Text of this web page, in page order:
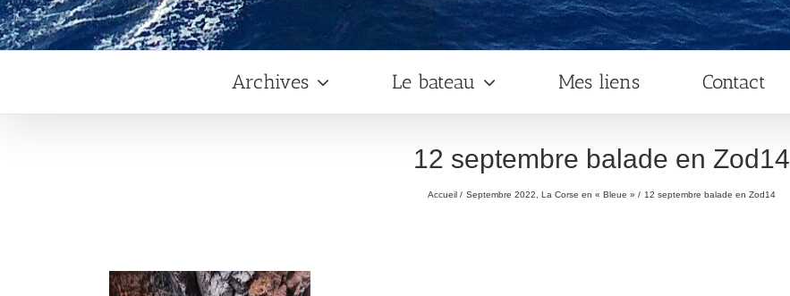
Archives Le bateau Mes liens Contact
12 septembre balade en Zod14
Accueil Septembre 2022, La Corse en « Bleue » 12 septembre balade en Zod14